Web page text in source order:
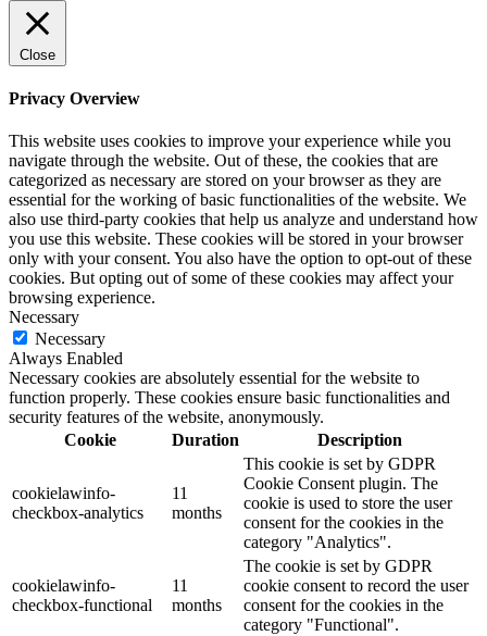
Close
Privacy Overview
This website uses cookies to improve your experience while you
navigate through the website. Out of these, the cookies that are
categorized as necessary are stored on your browser as they are
essential for the working of basic functionalities of the website. We
also use third-party cookies that help us analyze and understand how
you use this website. These cookies will be stored in your browser
only with your consent. You also have the option to opt-out of these
cookies. But opting out of some of these cookies may affect your
browsing experience.
Necessary
Necessary
Always Enabled
Necessary cookies are absolutely essential for the website to
function properly. These cookies ensure basic functionalities and
security features of the website, anonymously.
Cookie
Duration Description
cookielawinfo-
checkbox-analytics
11
months
This cookie is set by GDPR
Cookie Consent plugin. The
cookie is used to store the user
consent for the cookies in the
category "Analytics".
cookielawinfo-
checkbox-functional
11
months
The cookie is set by GDPR
cookie consent to record the user
consent for the cookies in the
category "Functional".